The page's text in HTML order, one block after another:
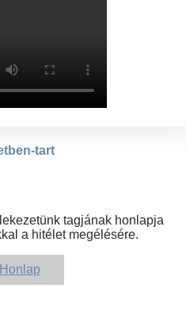
tart
tagjának honlapja
a hitélet megélésére.
Honlap